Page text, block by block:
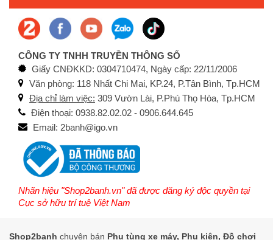
CÔNG TY TNHH TRUYỀN THÔNG SỐ
Giấy CNĐKKD: 0304710474, Ngày cấp: 22/11/2006
Văn phòng: 118 Nhất Chi Mai, KP.24, P.Tân Bình, Tp.HCM
Địa chỉ làm việc: 309 Vườn Lài, P.Phú Thọ Hòa, Tp.HCM
Điện thoại: 0938.82.02.02 - 0906.644.645
Email: 2banh@igo.vn
Nhãn hiệu "Shop2banh.vn" đã được đăng ký độc quyền tại
Cục sở hữu trí tuệ Việt Nam
Shop2banh chuyên bán Phụ tùng xe máy, Phụ kiện, Đồ chơi